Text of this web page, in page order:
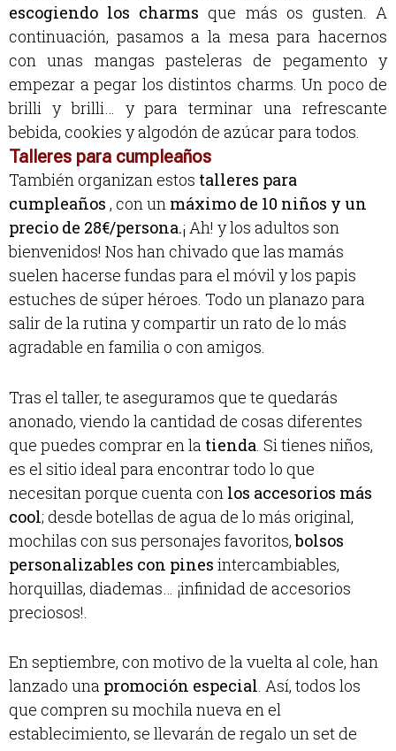
escogiendo los charms que más os gusten. A
continuación, pasamos a la mesa para hacernos
con unas mangas pasteleras de pegamento y
empezar a pegar los distintos charms. Un poco de
brilli y brilli… y para terminar una refrescante
bebida, cookies y algodón de azúcar para todos.
Talleres para cumpleaños
También organizan estos talleres para
cumpleaños , con un máximo de 10 niños y un
precio de 28€/persona.¡ Ah! y los adultos son
bienvenidos! Nos han chivado que las mamás
suelen hacerse fundas para el móvil y los papis
estuches de súper héroes. Todo un planazo para
salir de la rutina y compartir un rato de lo más
agradable en familia o con amigos.
Tras el taller, te aseguramos que te quedarás
anonado, viendo la cantidad de cosas diferentes
que puedes comprar en la tienda . Si tienes niños,
es el sitio ideal para encontrar todo lo que
necesitan porque cuenta con los accesorios más
cool; desde botellas de agua de lo más original,
mochilas con sus personajes favoritos,bolsos
personalizables con pines intercambiables,
horquillas, diademas… ¡infinidad de accesorios
preciosos!.
En septiembre, con motivo de la vuelta al cole, han
lanzado una promoción especial. Así, todos los
que compren su mochila nueva en el
establecimiento, se llevarán de regalo un set de